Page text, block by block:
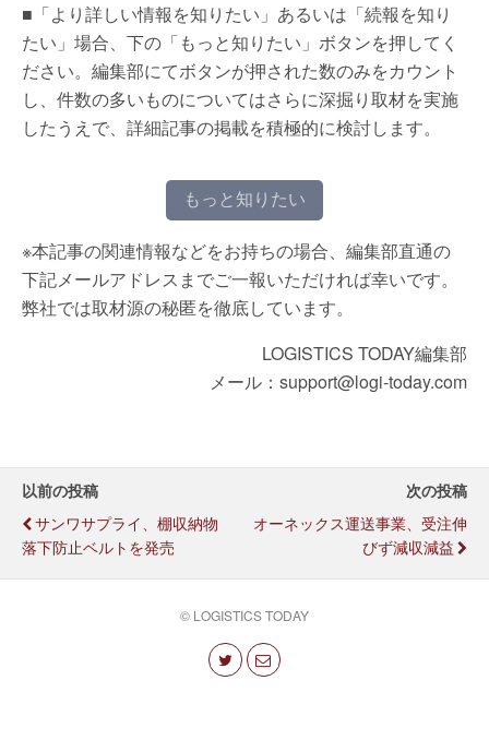
■「より詳しい情報を知りたい」あるいは「続報を知り
たい」場合、下の「もっと知りたい」ボタンを押してく
ださい。編集部にてボタンが押された数のみをカウント
し、件数の多いものについてはさらに深掘り取材を実施
したうえで、詳細記事の掲載を積極的に検討します。
もっと知りたい
※本記事の関連情報などをお持ちの場合、編集部直通の
下記メールアドレスまでご一報いただければ幸いです。
弊社では取材源の秘匿を徹底しています。
LOGISTICS TODAY編集部
メール：support@logi-today.com
以前の投稿
サンワサプライ、棚収納物
落下防止ベルトを発売
次の投稿
オーネックス運送事業、受注伸
びず減収減益
© LOGISTICS TODAY